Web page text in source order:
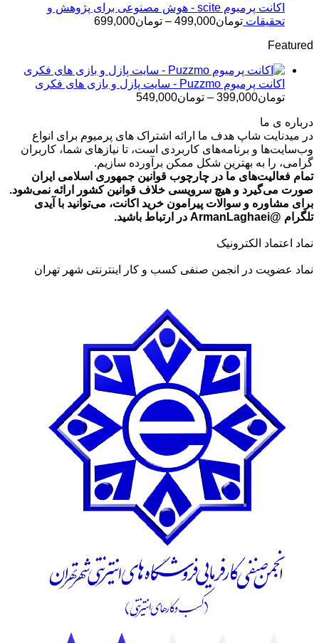
تا
تومان499,000
اکانت پرمیوم scite - هوش مصنوعی برای پژوهش و
تحقیقات تومان499,000
– تومان699,000محدوده
تومان699,000
Featured
اکانت پرمیوم Puzzmo - سایت پازل و بازی های فکری
تومان399,000
– تومان549,000
تا
تومان549,000
درباره ی ما
در میدنایت شاپ هدف ما ارائه اشتراک های پرمیوم برای انواع
وب‌سایت‌ها و برنامه‌های کاربردی است، تا نیازهای شما، کاربران
گرامی، را به بهترین شکل ممکن برآورده سازیم.
تمام فعالیت‌های ما در چارچوب قوانین جمهوری اسلامی ایران
صورت می‌گیرد و هیچ سرویسی خلاف قوانین کشور ارائه نمی‌شود.
برای مشاوره و سوالات پیرامون خرید اکانت، می‌توانید با آیدی
تلگرام @ArmanLaghaei در ارتباط باشید.
نماد اعتماد الکترونیک
نماد عضویت در انجمن صنفی کسب و کار اینترنتی شهر تهران